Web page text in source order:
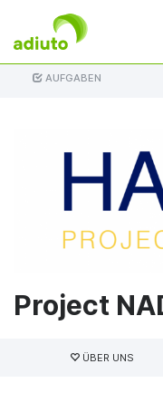
Direkt
AUFGABEN
Project
ReiterÜBER UNS